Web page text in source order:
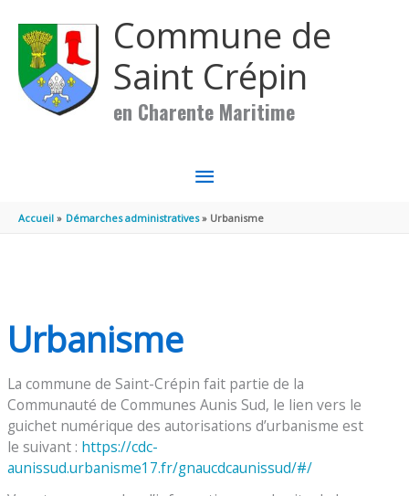
Commune de
Saint Crépin
en Charente Maritime
MENU
PRINCIPAL
Accueil Démarches administratives Urbanisme
Urbanisme
La commune de Saint-Crépin fait partie de la
Communauté de Communes Aunis Sud, le lien vers le
guichet numérique des autorisations d’urbanisme est
le suivant : https://cdc-
aunissud.urbanisme17.fr/gnaucdcaunissud/#/